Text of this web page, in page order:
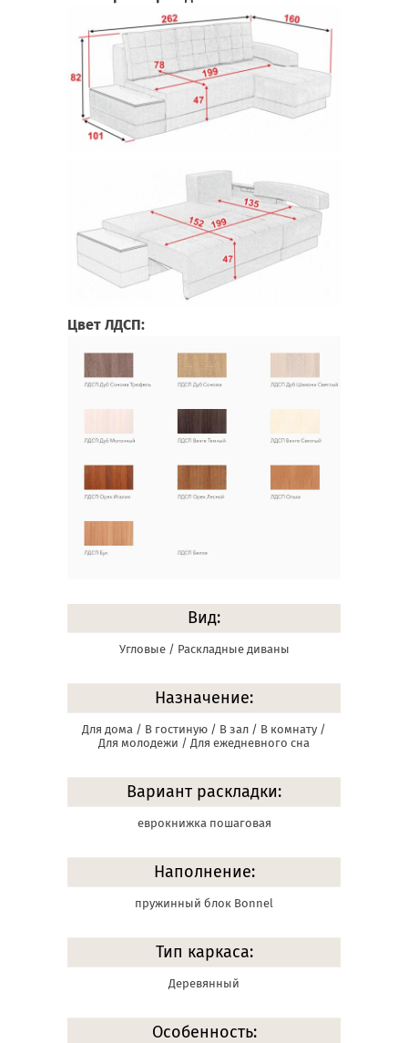
Цвет ЛДСП:
Вид:
Угловые / Раскладные диваны
Назначение:
Для дома / В гостиную / В зал / В комнату /
Для молодежи / Для ежедневного сна
Вариант раскладки:
еврокнижка пошаговая
Наполнение:
пружинный блок Bonnel
Тип каркаса:
Деревянный
Особенность: